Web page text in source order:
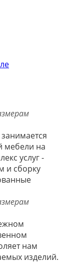
мебели на
услуг -
и сборку
нам
изделий.